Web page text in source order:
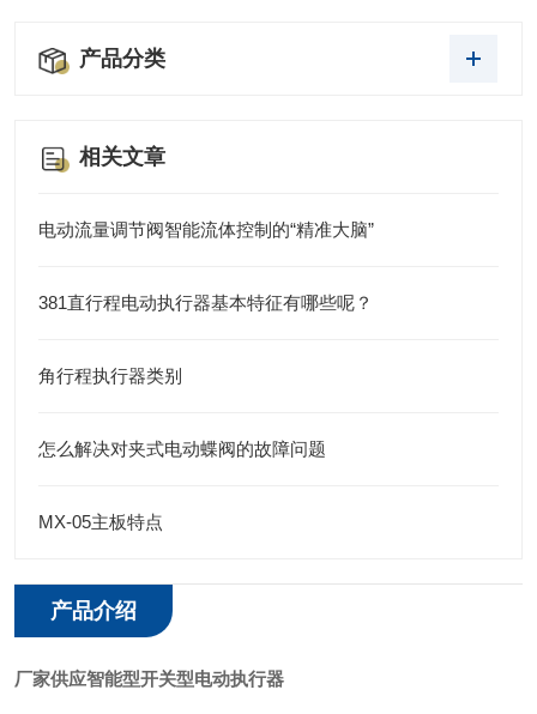
产品分类
相关文章
电动流量调节阀智能流体控制的“精准大脑”
381直行程电动执行器基本特征有哪些呢？
角行程执行器类别
怎么解决对夹式电动蝶阀的故障问题
MX-05主板特点
产品介绍
厂家供应智能型开关型电动执行器